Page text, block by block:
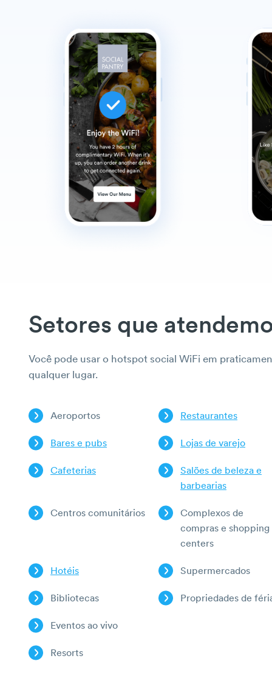
Setores que
Você pode usar o hotspot social WiFi em
qualquer lugar.
Aeroportos Restaurantes
Bares e pubs Lojas de varejo
Cafeterias
Salões de beleza e
barbearias
Centros comunitários
Complexos de
compras e shopping
centers
Hotéis Supermercados
Bibliotecas Propriedades de
Eventos ao vivo
Resorts